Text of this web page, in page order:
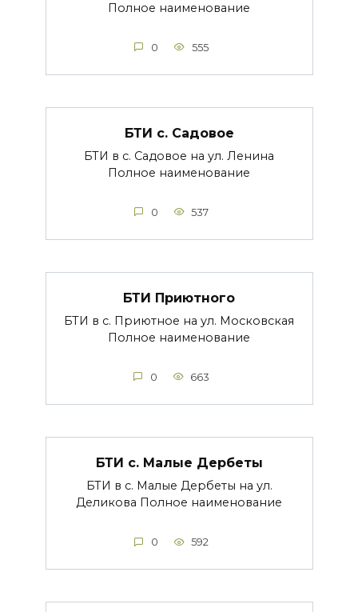
Полное наименование
0 555
БТИ с. Садовое
БТИ в с. Садовое на ул. Ленина
Полное наименование
0 537
БТИ Приютного
БТИ в с. Приютное на ул. Московская
Полное наименование
0 663
БТИ с. Малые Дербеты
БТИ в с. Малые Дербеты на ул.
Деликова Полное наименование
0 592